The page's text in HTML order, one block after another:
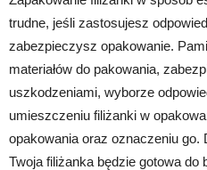
trudne, jeśli zastosujesz
zabezpieczysz opakowanie.
materiałów do pakowania,
uszkodzeniami, wyborze
umieszczeniu filiżanki w
opakowania oraz oznaczeniu
Twoja filiżanka będzie gotowa do